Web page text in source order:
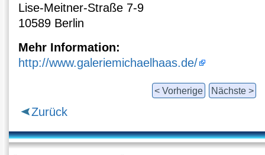
Lise-Meitner-Straße 7-9
10589 Berlin
Mehr Information:
http://www.galeriemichaelhaas.de/
< Vorherige Nächste >
Zurück